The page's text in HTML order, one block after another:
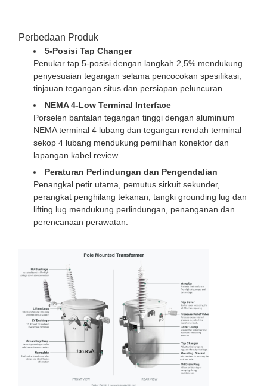
Perbedaan Produk
5-Posisi Tap Changer
Penukar tap 5-posisi dengan langkah 2,5% mendukung
penyesuaian tegangan selama pencocokan spesifikasi,
tinjauan tegangan situs dan persiapan peluncuran.
NEMA 4-Low Terminal Interface
Porselen bantalan tegangan tinggi dengan aluminium
NEMA terminal 4 lubang dan tegangan rendah terminal
sekop 4 lubang mendukung pemilihan konektor dan
lapangan kabel review.
Peraturan Perlindungan dan Pengendalian
Penangkal petir utama, pemutus sirkuit sekunder,
perangkat penghilang tekanan, tangki grounding lug dan
lifting lug mendukung perlindungan, penanganan dan
perencanaan perawatan.